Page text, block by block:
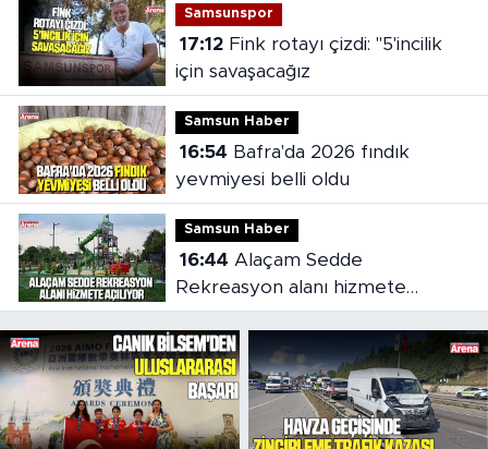
Samsunspor
17:12Fink rotayı çizdi: "5'incilik
için savaşacağız
Samsun Haber
16:54
yevmiyesi belli oldu
Samsun Haber
16:44
Rekreasyon alanı hizmete
açılıyor